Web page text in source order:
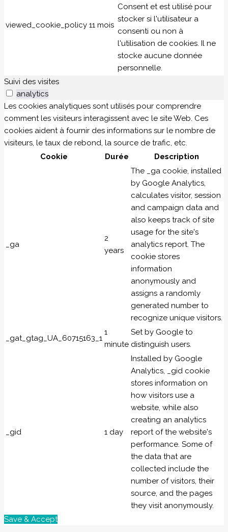
viewed_cookie_policy 11 mois
Consent et est utilisé pour
stocker si l'utilisateur a
consenti ou non à
l'utilisation de cookies. Il ne
stocke aucune donnée
personnelle.
Suivi des visites
analytics
Les cookies analytiques sont utilisés pour comprendre
comment les visiteurs interagissent avec le site Web. Ces
cookies aident à fournir des informations sur le nombre de
visiteurs, le taux de rebond, la source de trafic, etc.
Cookie
Durée Description
_ga
2
years
The _ga cookie, installed
by Google Analytics,
calculates visitor, session
and campaign data and
also keeps track of site
usage for the site's
analytics report. The
cookie stores
information
anonymously and
assigns a randomly
generated number to
recognize unique visitors.
_gat_gtag_UA_60715163_1
1
minute
Set by Google to
distinguish users.
_gid 1 day
Installed by Google
Analytics, _gid cookie
stores information on
how visitors use a
website, while also
creating an analytics
report of the website's
performance. Some of
the data that are
collected include the
number of visitors, their
source, and the pages
they visit anonymously.
Save & Accept